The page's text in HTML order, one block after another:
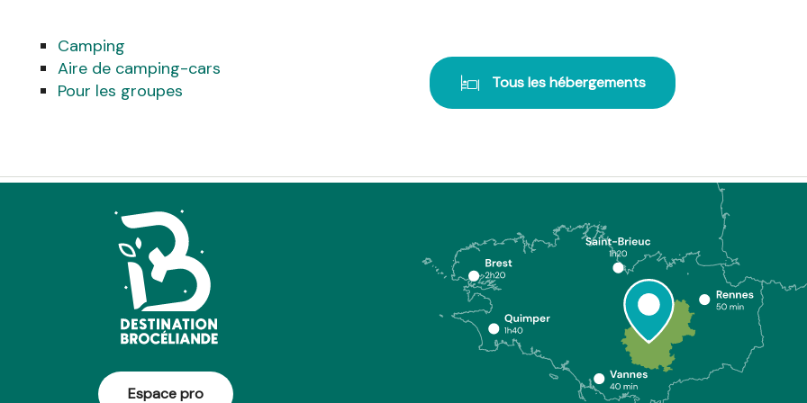
Camping
Aire de camping-cars
Pour les groupes
Tous les hébergements
Espace pro